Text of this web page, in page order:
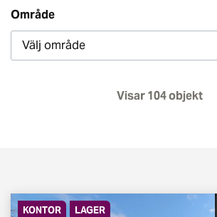
Område
Välj område
Visar104objekt
KONTOR LAGER